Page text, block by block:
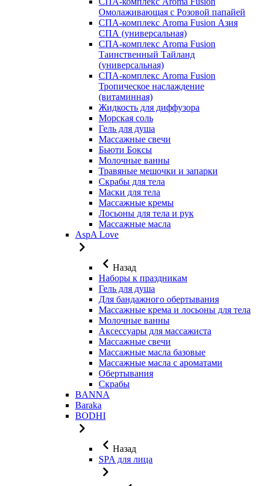
Омолаживающая с Розовой папайей
СПА-комплекс Aroma Fusion Азия
СПА (универсальная)
СПА-комплекс Aroma Fusion
Таинственный Тайланд
(универсальная)
СПА-комплекс Aroma Fusion
Тропическое наслаждение
(витаминная)
Жидкость для диффузора
Морская соль
Гель для душа
Массажные свечи
Бьюти Боксы
Молочные ванны
Травяные мешочки и запарки
Скрабы для тела
Маски для тела
Массажные кремы
Лосьоны для тела и рук
Массажные масла
AspA Love
Назад
Наборы к праздникам
Гель для душа
Для бандажного обертывания
Массажные крема и лосьоны для тела
Молочные ванны
Аксессуары для массажиста
Массажные свечи
Массажные масла базовые
Массажные масла с ароматами
Обертывания
Скрабы
BANNA
Baraka
BODHI
Назад
SPA для лица